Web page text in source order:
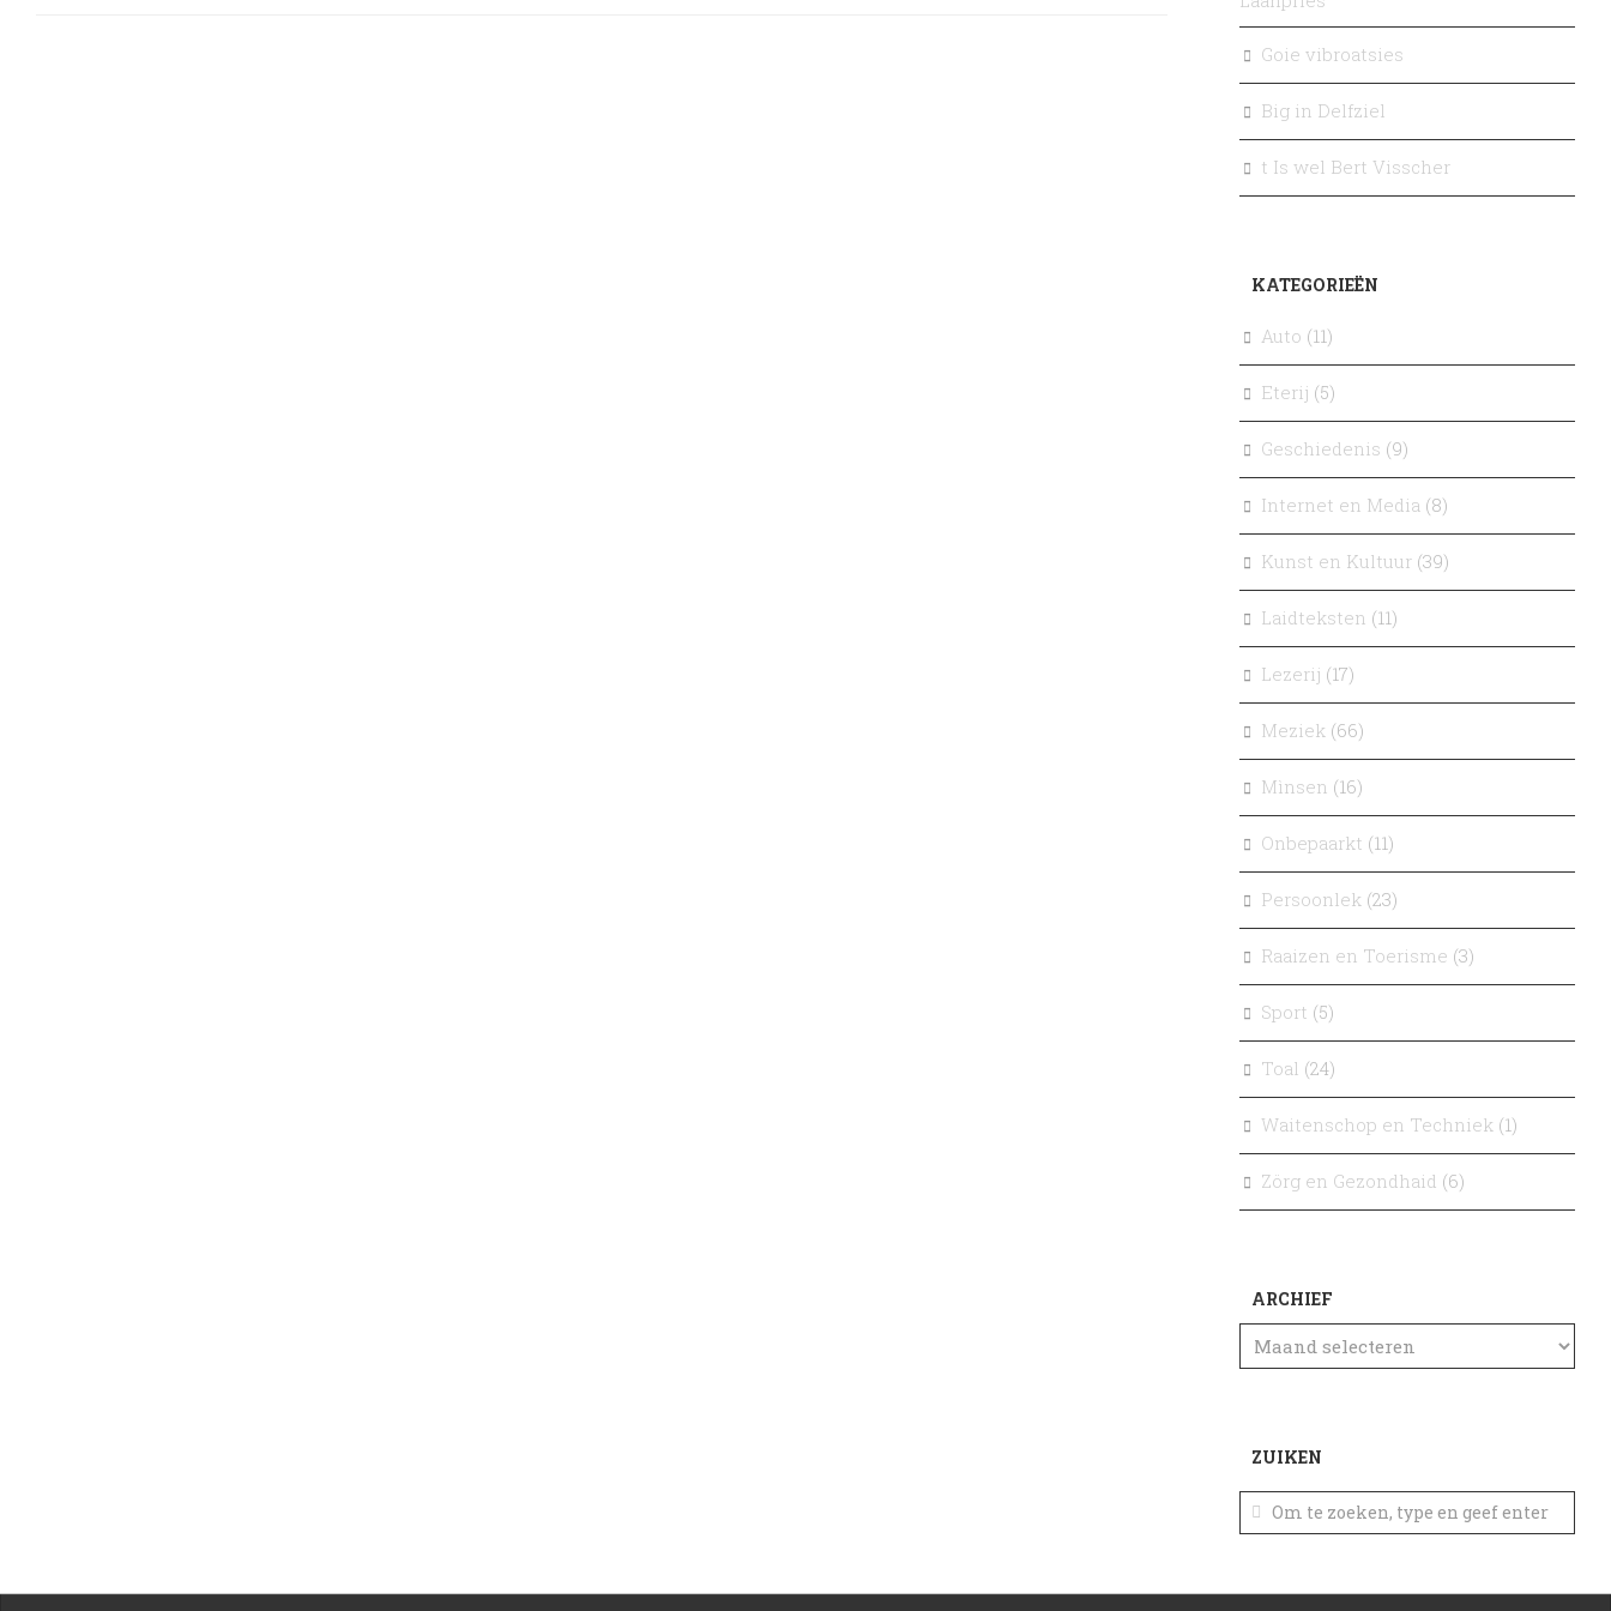
Goie vibroatsies
Big in Delfziel
t Is wel Bert Visscher
KATEGORIEËN
Auto (11)
Eterij (5)
Geschiedenis (9)
Internet en Media (8)
Kunst en Kultuur (39)
Laidteksten (11)
Lezerij (17)
Meziek (66)
Mìnsen (16)
Onbepaarkt (11)
Persoonlek (23)
Raaizen en Toerisme (3)
Sport (5)
Toal (24)
Waitenschop en Techniek (1)
Zörg en Gezondhaid (6)
ARCHIEF
ZUIKEN